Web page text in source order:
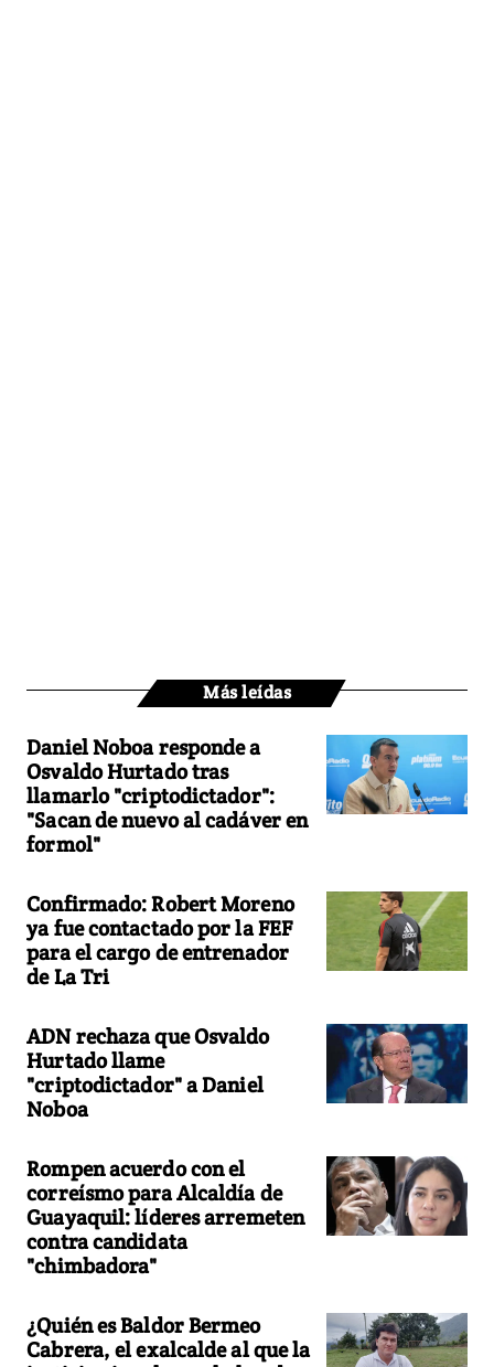
Más leídas
Daniel Noboa responde a
Osvaldo Hurtado tras
llamarlo "criptodictador":
"Sacan de nuevo al cadáver en
formol"
Confirmado: Robert Moreno
ya fue contactado por la FEF
para el cargo de entrenador
de La Tri
ADN rechaza que Osvaldo
Hurtado llame
"criptodictador" a Daniel
Noboa
Rompen acuerdo con el
correísmo para Alcaldía de
Guayaquil: líderes arremeten
contra candidata
"chimbadora"
¿Quién es Baldor Bermeo
Cabrera, el exalcalde al que la